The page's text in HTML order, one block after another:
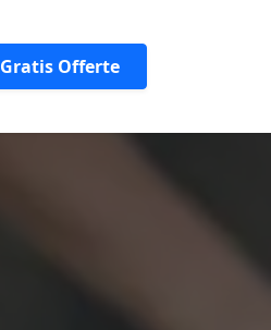
Gratis Offerte